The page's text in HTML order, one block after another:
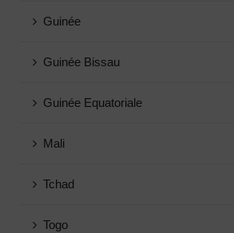
Guinée
Guinée Bissau
Guinée Equatoriale
Mali
Tchad
Togo